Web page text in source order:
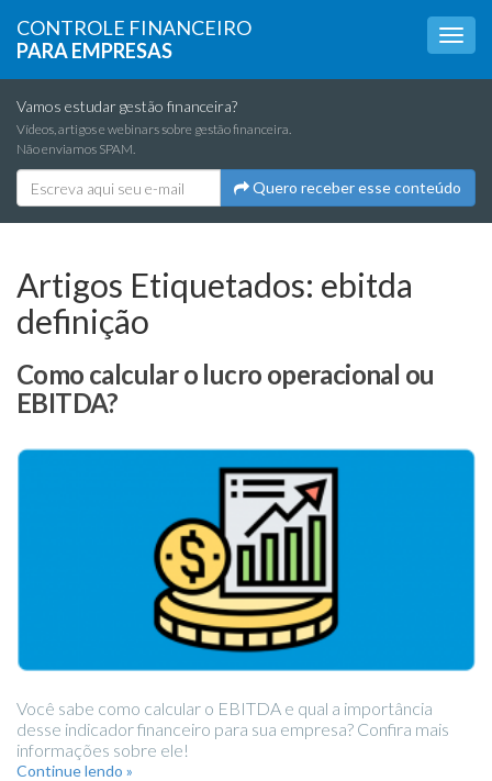
CONTROLE FINANCEIRO
PARA EMPRESAS
Vamos estudar gestão financeira?
Vídeos, artigos e webinars sobre gestão financeira.
Não enviamos SPAM.
Quero receber esse conteúdo
Artigos Etiquetados: ebitda
definição
Como calcular o lucro operacional ou
EBITDA?
Você sabe como calcular o EBITDA e qual a importância
desse indicador financeiro para sua empresa? Confira mais
informações sobre ele!
Continue lendo »